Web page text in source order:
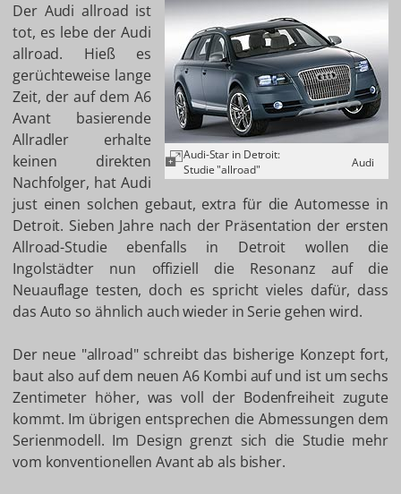
Audi-Star in Detroit:
Studie "allroad"
Audi
Der Audi allroad ist
tot, es lebe der Audi
allroad. Hieß es
gerüchteweise lange
Zeit, der auf dem A6
Avant basierende
Allradler erhalte
keinen direkten
Nachfolger, hat Audi
just einen solchen gebaut, extra für die Automesse in
Detroit. Sieben Jahre nach der Präsentation der ersten
Allroad-Studie ebenfalls in Detroit wollen die
Ingolstädter nun offiziell die Resonanz auf die
Neuauflage testen, doch es spricht vieles dafür, dass
das Auto so ähnlich auch wieder in Serie gehen wird.
Der neue "allroad" schreibt das bisherige Konzept fort,
baut also auf dem neuen A6 Kombi auf und ist um sechs
Zentimeter höher, was voll der Bodenfreiheit zugute
kommt. Im übrigen entsprechen die Abmessungen dem
Serienmodell. Im Design grenzt sich die Studie mehr
vom konventionellen Avant ab als bisher.